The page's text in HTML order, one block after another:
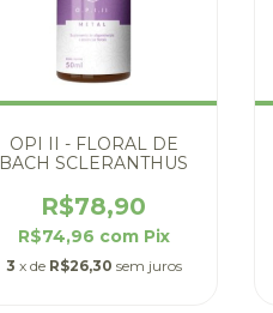
OPI II - FLORAL DE
BACH SCLERANTHUS
R$78,90
R$74,96 com Pix
3 x de R$26,30 sem juros